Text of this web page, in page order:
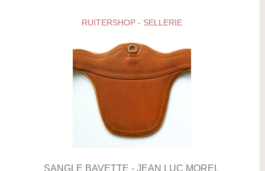
RUITERSHOP - SELLERIE
SANGLE BAVETTE - JEAN LUC MOREL